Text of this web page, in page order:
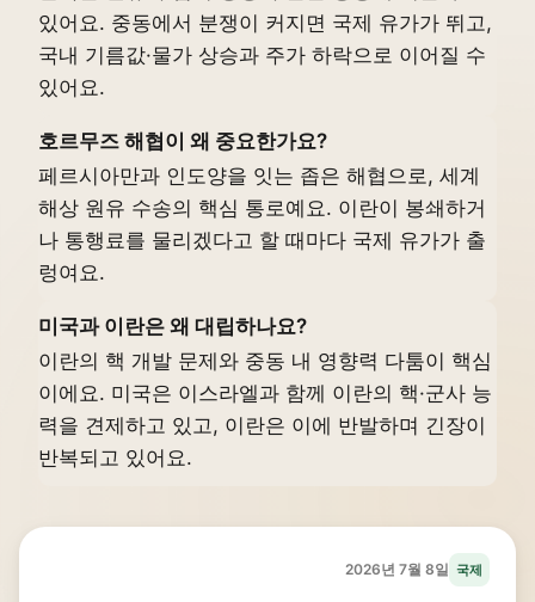
있어요. 중동에서 분쟁이 커지면 국제 유가가 뛰고,
국내 기름값·물가 상승과 주가 하락으로 이어질 수
있어요.
호르무즈 해협이 왜 중요한가요?
페르시아만과 인도양을 잇는 좁은 해협으로, 세계
해상 원유 수송의 핵심 통로예요. 이란이 봉쇄하거
나 통행료를 물리겠다고 할 때마다 국제 유가가 출
렁여요.
미국과 이란은 왜 대립하나요?
이란의 핵 개발 문제와 중동 내 영향력 다툼이 핵심
이에요. 미국은 이스라엘과 함께 이란의 핵·군사 능
력을 견제하고 있고, 이란은 이에 반발하며 긴장이
반복되고 있어요.
2026년 7월 8일 국제